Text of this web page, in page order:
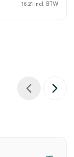
16.21 incl. BTW